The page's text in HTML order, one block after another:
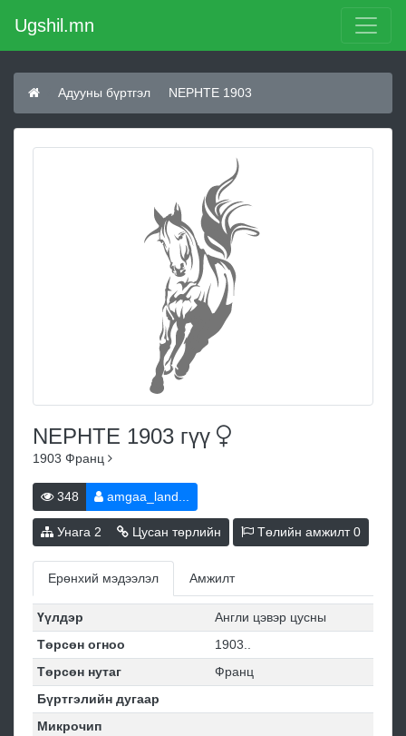
Ugshil.mn
Адууны бүртгэл NEPHTE 1903
NEPHTE 1903 гүү
1903 Франц
348 amgaa_land...
Унага 2 Цусан төрлийн Төлийн амжилт0
Ерөнхий мэдээлэл Амжилт
Үүлдэр
Англи цэвэр цусны
Төрсөн огноо
1903..
Төрсөн нутаг
Франц
Бүртгэлийн дугаар
Микрочип